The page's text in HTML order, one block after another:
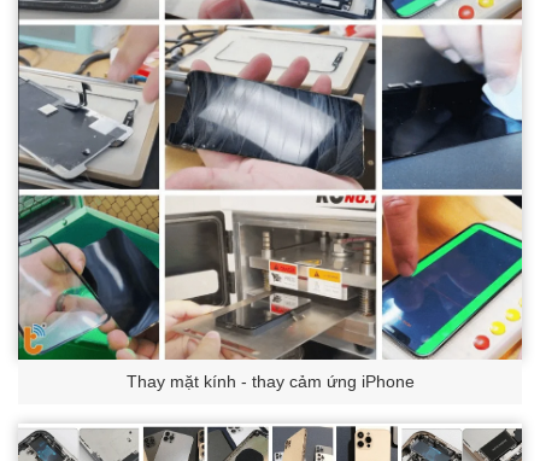
Thay mặt kính - thay cảm ứng iPhone